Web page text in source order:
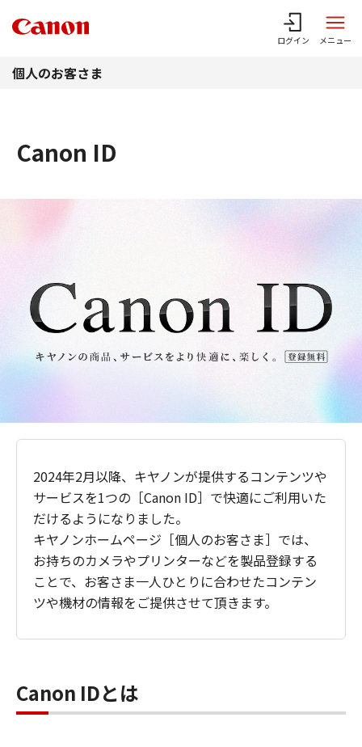
ログイン メニュー
個人のお客さま
Canon ID
2024年2月以降、キヤノンが提供するコンテンツや
サービスを1つの［Canon ID］で快適にご利用いた
だけるようになりました。
キヤノンホームページ［個人のお客さま］では、
お持ちのカメラやプリンターなどを製品登録する
ことで、お客さま一人ひとりに合わせたコンテン
ツや機材の情報をご提供させて頂きます。
Canon IDとは